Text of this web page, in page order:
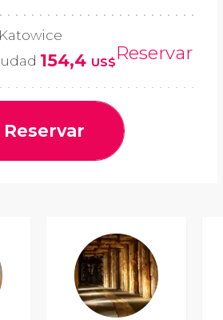
154,4 US$Reservar
Reservar